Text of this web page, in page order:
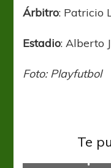
Árbitro: Patricio
Estadio: Alberto
Foto: Playfutbol
Te
Central Córdoba